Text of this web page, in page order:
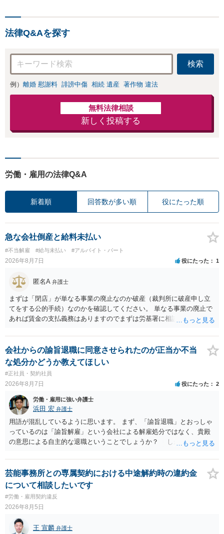
応します！即日対応可能。
法律Q&Aを探す
検索
例） 離婚 慰謝料 誹謗中傷 相続 遺産 著作物 違法
無料法律相談
新しく投稿する
労働・雇用の法律Q&A
新着順 回答数が多い順 役にたった順
急な会社倒産と給料未払い
#不当解雇 #給与未払い #アルバイト・パート
2026年8月7日 役にたった 1
匿名A 弁護士
まずは「閉店」が単なる事業の廃止なのか破産（裁判所に破産申し立
てをする公的手続）なのかを確認してください。 単なる事業の廃止で
あれば賃金の支払義務はありますのでまずは労基署に相談してくださ
しいかもしれませんが）賃金などの労働債権は他の債務より優先して
支払われます。ただし支払までにかなり時間がかかるでしょう。 さら
に、「独立行政法人労働者健康安全機構 」という公的機関が未払賃金
の立替事業を行っています。詳しくは、同機構の＜未払賃金立替払相
談コーナー＞ TEL 044-431-8663 相談時間：土日祝日を除く9:15～1
7:00 に相談してみてください。同じように未払となった他の従業員の
方がいれば一緒に相談してみるといいでしょう。
会社からの諭旨退職に同意させられたのが正当か不当
な処分かどうか教えてほしい
#正社員・契約社員
2026年8月7日 役にたった 2
労働・雇用に強い弁護士
浜田 宏 弁護士
用語が混乱しているように思います。 まず、「諭旨退職」とおっしゃ
っているのは「諭旨解雇」という会社による解雇処分ではなく、貴殿
の意思による自主的な退職ということでしょうか？ しかし、記載さ
す。 その場合、解雇には客観的で合理的な理由が必要であり、かつ
解雇という処分が社会通念上相当と認められない限り、解雇は無効で
す。 結局、貴殿のネット炎上の内容や原因、勤務先に与えた影響な
どを具体的に検討しなければ、何とも申し上げることができません。
また、育児休業法関係の問題もあるかもしれません。 ある程度労働
法に関する専門的な知識が必要な事案ですので、一度、お近くの弁護
士にご相談下さい。
芸能事務所との専属契約における中途解約時の違約金
について相談したいです
#労働・雇用契約違反
2026年8月5日
王 宣麟 弁護士